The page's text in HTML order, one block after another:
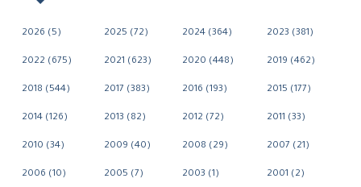
2026 (5) 2025 (72) 2024 (364) 2023 (381)
2022 (675) 2021 (623) 2020 (448) 2019 (462)
2018 (544) 2017 (383) 2016 (193) 2015 (177)
2014 (126) 2013 (82) 2012 (72) 2011 (33)
2010 (34) 2009 (40) 2008 (29) 2007 (21)
2006 (10) 2005 (7) 2003 (1) 2001 (2)